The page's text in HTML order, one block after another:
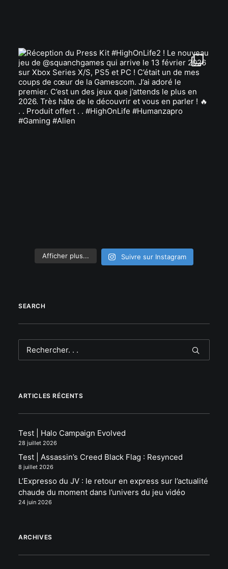
Afficher plus... Suivre sur Instagram
SEARCH
ARTICLES RÉCENTS
Test | Halo Campaign Evolved
28 juillet 2026
Test | Assassin’s Creed Black Flag : Resynced
8 juillet 2026
L’Expresso du JV : le retour en express sur l’actualité
chaude du moment dans l’univers du jeu vidéo
24 juin 2026
ARCHIVES